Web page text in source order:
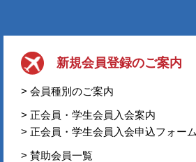
新規会員登録のご案内
> 会員種別のご案内
> 正会員・学生会員入会案内
> 正会員・学生会員入会申込フォーム
> 賛助会員一覧